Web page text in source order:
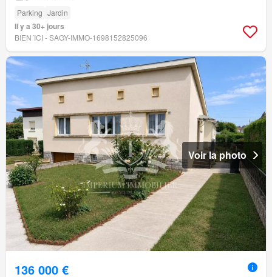
Parking Jardin
Il y a 30+ jours
BIEN´ICI - SAGY-IMMO-1698152825096
Voir la photo
136 000 €